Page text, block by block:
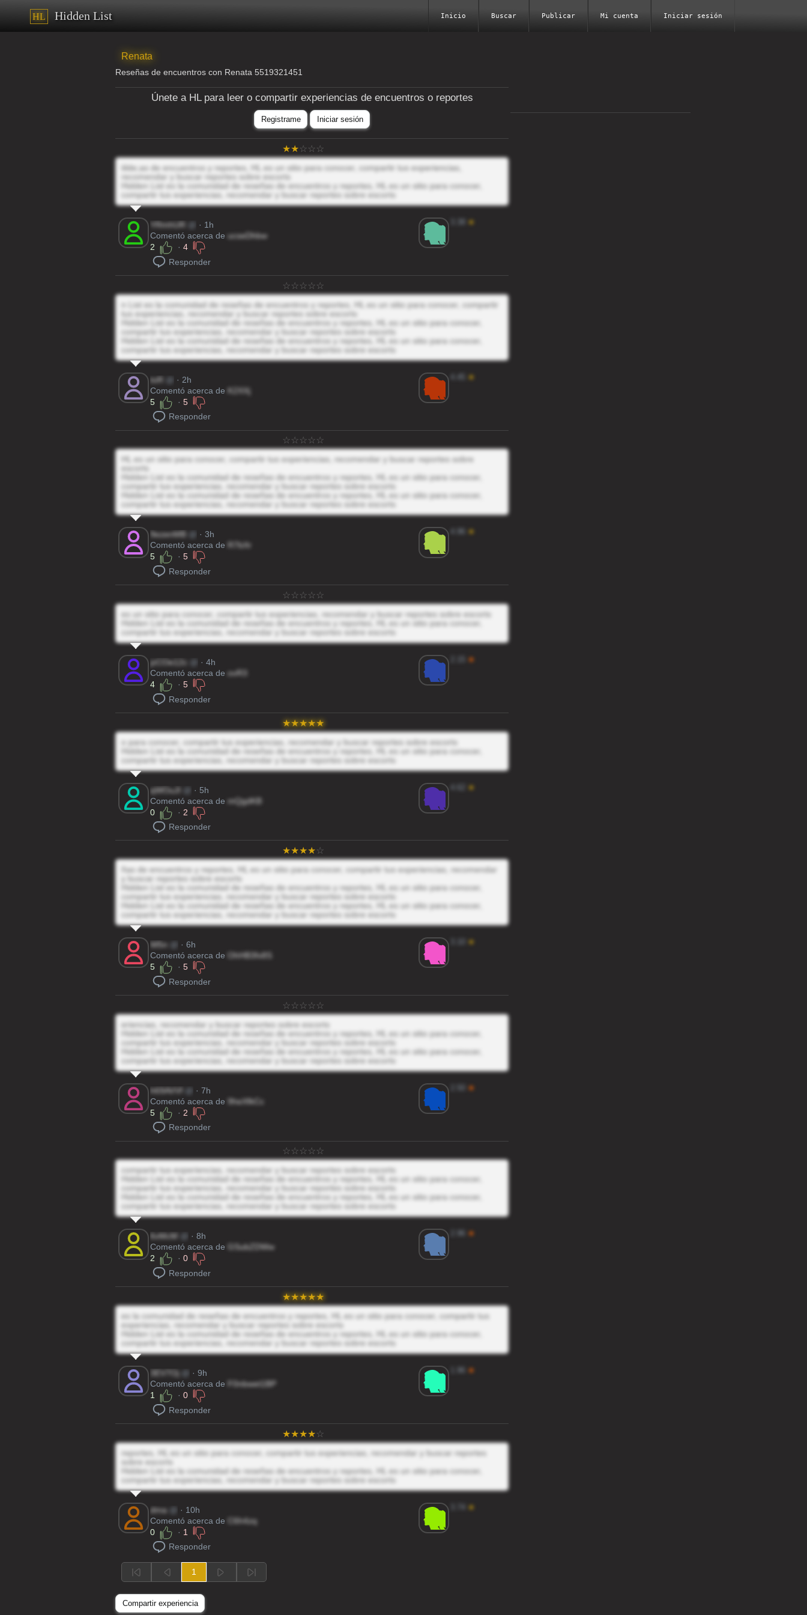
HL Hidden List Inicio Buscar Publicar Mi cuenta Iniciar sesión
Renata
Reseñas de encuentros con Renata 5519321451
Únete a HL para leer o compartir experiencias de encuentros o reportes
Registrame Iniciar sesión
tilde;as de encuentros y reportes, HL es un sitio para conocer, compartir tus experiencias,
recomendar y buscar reportes sobre escorts
Hidden List es la comunidad de reseñas de encuentros y reportes, HL es un sitio para conocer,
compartir tus experiencias, recomendar y buscar reportes sobre escorts
YRmhUR
· 1h
Comentó acerca de ucseDhbw
2
· 4
Responder
★
n List es la comunidad de reseñas de encuentros y reportes, HL es un sitio para conocer, compartir
tus experiencias, recomendar y buscar reportes sobre escorts
Hidden List es la comunidad de reseñas de encuentros y reportes, HL es un sitio para conocer,
compartir tus experiencias, recomendar y buscar reportes sobre escorts
Hidden List es la comunidad de reseñas de encuentros y reportes, HL es un sitio para conocer,
compartir tus experiencias, recomendar y buscar reportes sobre escorts
toR
· 2h
Comentó acerca de
5
· 5
Responder
★
HL es un sitio para conocer, compartir tus experiencias, recomendar y buscar reportes sobre
escorts
Hidden List es la comunidad de reseñas de encuentros y reportes, HL es un sitio para conocer,
compartir tus experiencias, recomendar y buscar reportes sobre escorts
Hidden List es la comunidad de reseñas de encuentros y reportes, HL es un sitio para conocer,
compartir tus experiencias, recomendar y buscar reportes sobre escorts
9ezenMB
· 3h
Comentó acerca de R7bXr
5
· 5
Responder
★
es un sitio para conocer, compartir tus experiencias, recomendar y buscar reportes sobre escorts
Hidden List es la comunidad de reseñas de encuentros y reportes, HL es un sitio para conocer,
compartir tus experiencias, recomendar y buscar reportes sobre escorts
jzCOe12c
· 4h
Comentó acerca de ovR3
4
· 5
Responder
★
o para conocer, compartir tus experiencias, recomendar y buscar reportes sobre escorts
Hidden List es la comunidad de reseñas de encuentros y reportes, HL es un sitio para conocer,
compartir tus experiencias, recomendar y buscar reportes sobre escorts
qWOuJI
· 5h
Comentó acerca de mQgdKB
0
· 2
Responder
★
ñas de encuentros y reportes, HL es un sitio para conocer, compartir tus experiencias, recomendar
y buscar reportes sobre escorts
Hidden List es la comunidad de reseñas de encuentros y reportes, HL es un sitio para conocer,
compartir tus experiencias, recomendar y buscar reportes sobre escorts
Hidden List es la comunidad de reseñas de encuentros y reportes, HL es un sitio para conocer,
compartir tus experiencias, recomendar y buscar reportes sobre escorts
W5n
· 6h
Comentó acerca de
OhHB3fx8S
5
· 5
Responder
★
eriencias, recomendar y buscar reportes sobre escorts
Hidden List es la comunidad de reseñas de encuentros y reportes, HL es un sitio para conocer,
compartir tus experiencias, recomendar y buscar reportes sobre escorts
Hidden List es la comunidad de reseñas de encuentros y reportes, HL es un sitio para conocer,
compartir tus experiencias, recomendar y buscar reportes sobre escorts
h69AVVf
· 7h
Comentó acerca de
9heXfkCc
5
· 2
Responder
★
compartir tus experiencias, recomendar y buscar reportes sobre escorts
Hidden List es la comunidad de reseñas de encuentros y reportes, HL es un sitio para conocer,
compartir tus experiencias, recomendar y buscar reportes sobre escorts
Hidden List es la comunidad de reseñas de encuentros y reportes, HL es un sitio para conocer,
compartir tus experiencias, recomendar y buscar reportes sobre escorts
6vMcM
· 8h
Comentó acerca de
GSubZDWw
2
· 0
Responder
★
es la comunidad de reseñas de encuentros y reportes, HL es un sitio para conocer, compartir tus
experiencias, recomendar y buscar reportes sobre escorts
Hidden List es la comunidad de reseñas de encuentros y reportes, HL es un sitio para conocer,
compartir tus experiencias, recomendar y buscar reportes sobre escorts
· 9h
Comentó acerca de
F0nbwet1BP
1
· 0
Responder
★
reportes, HL es un sitio para conocer, compartir tus experiencias, recomendar y buscar reportes
sobre escorts
Hidden List es la comunidad de reseñas de encuentros y reportes, HL es un sitio para conocer,
compartir tus experiencias, recomendar y buscar reportes sobre escorts
dma
· 10h
Comentó acerca de
C6h4zq
0
· 1
Responder
★
1